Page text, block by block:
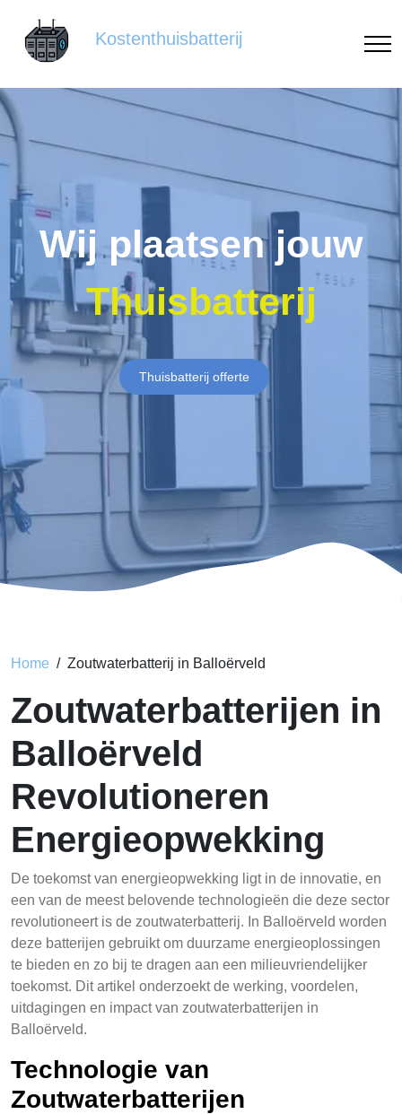
Kostenthuisbatterij
Wij plaatsen jouw
Thuisbatterij
Thuisbatterij offerte
Home Zoutwaterbatterij in Balloërveld
Zoutwaterbatterijen in
Balloërveld
Revolutioneren
Energieopwekking
De toekomst van energieopwekking ligt in de innovatie, en
een van de meest belovende technologieën die deze sector
revolutioneert is de zoutwaterbatterij. In Balloërveld worden
deze batterijen gebruikt om duurzame energieoplossingen
te bieden en zo bij te dragen aan een milieuvriendelijker
toekomst. Dit artikel onderzoekt de werking, voordelen,
uitdagingen en impact van zoutwaterbatterijen in
Balloërveld.
Technologie van
Zoutwaterbatterijen